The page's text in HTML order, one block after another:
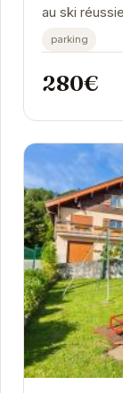
au ski
proximité
parking
280€